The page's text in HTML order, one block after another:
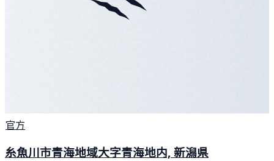
官方
糸魚川市青海地域大字青海地内, 新潟県